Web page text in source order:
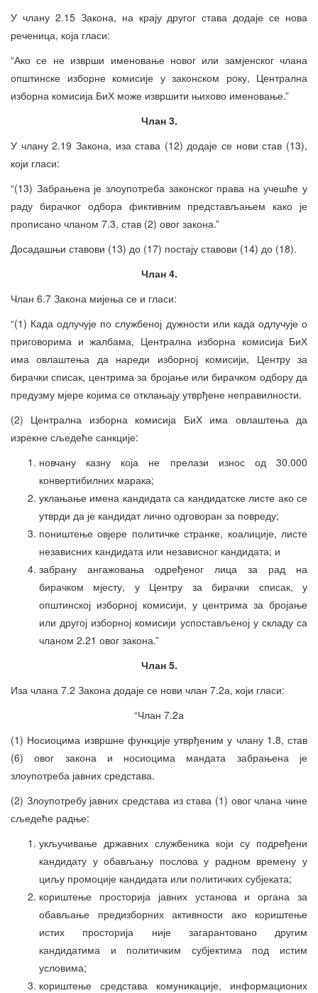
У члану 2.15 Закона, на крају другог става додаје се нова
реченица, која гласи:
“Ако се не изврши именовање новог или замјенског члана
општинске изборне комисије у законском року, Централна
изборна комисија БиХ може извршити њихово именовање.”
Члан 3.
У члану 2.19 Закона, иза става (12) додаје се нови став (13),
који гласи:
“(13) Забрањена је злоупотреба законског права на учешће у
раду бирачког одбора фиктивним представљањем како је
прописано чланом 7.3, став (2) овог закона.”
Досадашњи ставови (13) до (17) постају ставови (14) до (18).
Члан 4.
Члан 6.7 Закона мијења се и гласи:
“(1) Када одлучује по службеној дужности или када одлучује о
приговорима и жалбама, Централна изборна комисија БиХ
има овлаштења да нареди изборној комисији, Центру за
бирачки списак, центрима за бројање или бирачком одбору да
предузму мјере којима се отклањају утврђене неправилности.
(2) Централна изборна комисија БиХ има овлаштења да
изрекне сљедеће санкције:
новчану казну која не прелази износ од 30.000
конвертибилних марака;
уклањање имена кандидата са кандидатске листе ако се
утврди да је кандидат лично одговоран за повреду;
поништење овјере политичке странке, коалиције, листе
независних кандидата или независног кандидата; и
забрану ангажовања одређеног лица за рад на
бирачком мјесту, у Центру за бирачки списак, у
општинској изборној комисији, у центрима за бројање
или другој изборној комисији успостављеној у складу са
чланом 2.21 овог закона.”
Члан 5.
Иза члана 7.2 Закона додаје се нови члан 7.2а, који гласи:
“Члан 7.2а
(1) Носиоцима извршне функције утврђеним у члану 1.8, став
(6) овог закона и носиоцима мандата забрањена је
злоупотреба јавних средстава.
(2) Злоупотребу јавних средстава из става (1) овог члана чине
сљедеће радње:
укључивање државних службеника који су подређени
кандидату у обављању послова у радном времену у
циљу промоције кандидата или политичких субјеката;
кориштење просторија јавних установа и органа за
обављање предизборних активности ако кориштење
истих просторија није загарантовано другим
кандидатима и политичким субјектима под истим
условима;
кориштење средстава комуникације, информационих